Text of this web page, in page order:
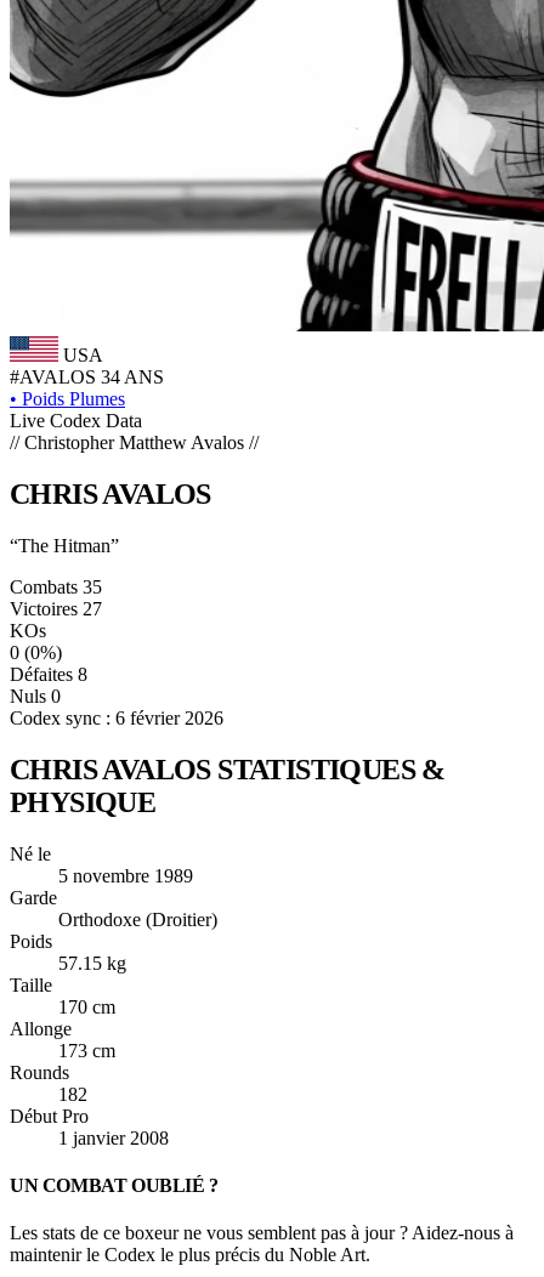
USA
#AVALOS 34 ANS
• Poids Plumes
Live Codex Data
// Christopher Matthew Avalos //
CHRISAVALOS
“The Hitman”
Combats 35
Victoires 27
KOs
0 (0%)
Défaites 8
Nuls 0
Codex sync : 6 février 2026
CHRIS AVALOS STATISTIQUES &
PHYSIQUE
Né le
5 novembre 1989
Garde
Orthodoxe (Droitier)
Poids
57.15 kg
Taille
170 cm
Allonge
173 cm
Rounds
182
Début Pro
1 janvier 2008
UN COMBAT OUBLIÉ ?
Les stats de ce boxeur ne vous semblent pas à jour ? Aidez-nous à
maintenir le Codex le plus précis du Noble Art.